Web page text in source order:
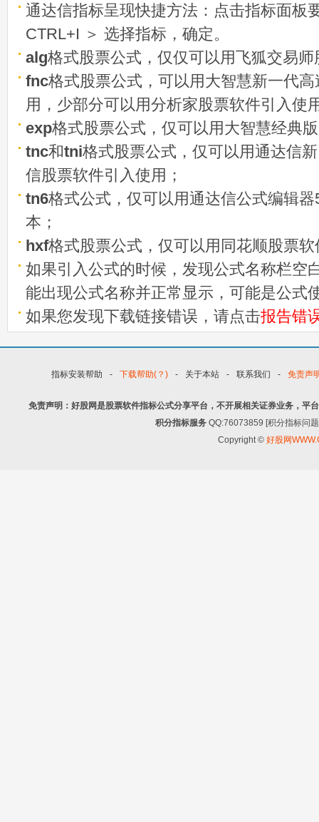
通达信指标呈现快捷方法：点击指标面板
CTRL+I ＞ 选择指标，确定。
alg格式股票公式，仅仅可以用飞狐交易
fnc格式股票公式，可以用大智慧新一代
用，少部分可以用分析家股票软件引入使
exp格式股票公式，仅可以用大智慧经典
tnc和tni格式股票公式，仅可以用通达信
信股票软件引入使用；
tn6格式公式，仅可以用通达信公式编辑
本；
hxf格式股票公式，仅可以用同花顺股票
如果引入公式的时候，发现公式名称栏空
能出现公式名称并正常显示，可能是公式
如果您发现下载链接错误，请点击报告错
指标安装帮助 - 下载帮助(？) - 关于本站 - 联系我们 - 免责声
免责声明：好股网是股票软件指标公式分享平台，不开展相关证券业务，平
积分指标服务 QQ:76073859 [积分指标问
Copyright © 好股网